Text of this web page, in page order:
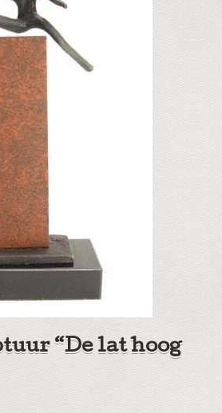
“De lat hoog